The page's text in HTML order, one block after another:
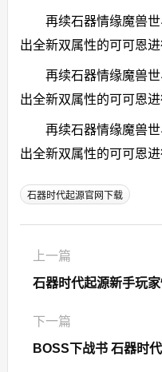
再续石器情缘魔兽世
出全新双属性的可可恩
再续石器情缘魔兽世
出全新双属性的可可恩
再续石器情缘魔兽世
出全新双属性的可可恩
石器时代起源官网下载
上一篇
下一篇